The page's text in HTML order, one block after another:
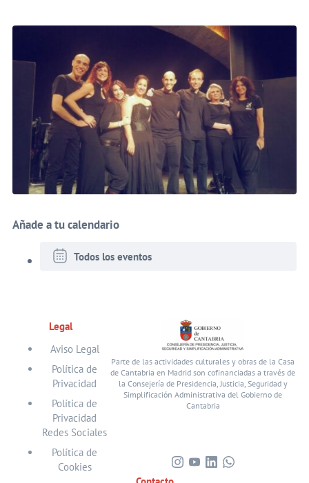
Añade a tu calendario
Todos los eventos
Legal
Aviso Legal
Política de
Privacidad
Política de
Privacidad
Redes Sociales
Política de
Cookies
Parte de las actividades culturales y obras de la Casa
de Cantabria en Madrid son cofinanciadas a través de
la Consejería de Presidencia, Justicia, Seguridad y
Simplificación Administrativa del Gobierno de
Cantabria
VisitaVisitaVisitaVisita